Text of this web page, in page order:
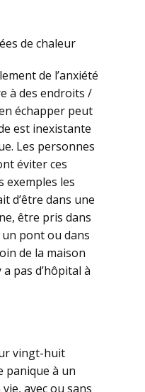
de chaleur
de l’anxiété
à des endroits /
échapper peut
est inexistante
Les personnes
éviter ces
exemples les
d’être dans une
être pris dans
pont ou dans
de la maison
pas d’hôpital à
vingt-huit
panique à un
avec ou sans